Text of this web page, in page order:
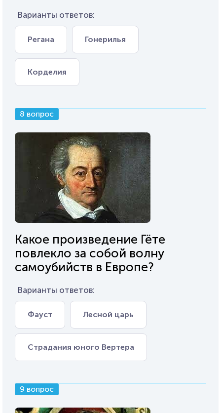
Варианты ответов:
Регана Гонерилья
Корделия
8 вопрос
Какое произведение Гёте
повлекло за собой волну
самоубийств в Европе?
Варианты ответов:
Фауст Лесной царь
Страдания юного Вертера
9 вопрос